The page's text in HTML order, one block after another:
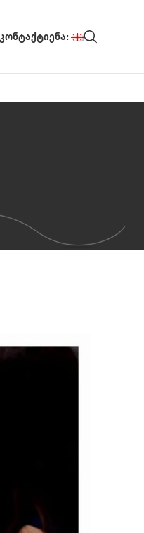
ᲙᲝᲜᲢᲐᲥᲢᲘᲔᲜᲐ: